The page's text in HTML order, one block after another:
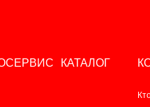
КАТАЛОГ